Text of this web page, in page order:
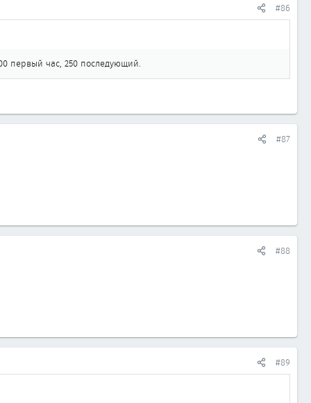
#86
первый час, 250 последующий.
#87
#88
#89